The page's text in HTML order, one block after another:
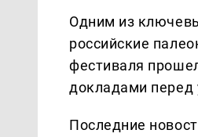
Одним из
российские
фестиваля
докладами перед
Последние